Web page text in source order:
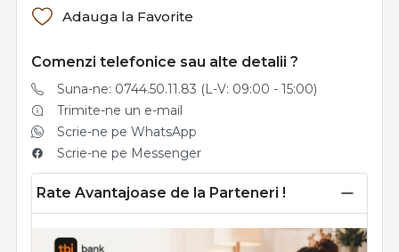
Adauga la Favorite
Comenzi telefonice sau alte detalii ?
Suna-ne: 0744.50.11.83 (L-V: 09:00 - 15:00)
Trimite-ne un e-mail
Scrie-ne pe WhatsApp
Scrie-ne pe Messenger
Rate Avantajoase de la Parteneri !